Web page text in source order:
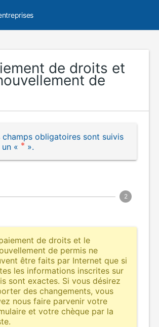
de droits et
de
champs obligatoires sont suivis
«
».
2
de droits et le
de permis ne
être faits par Internet que si
les informations inscrites sur
sont exactes. Si vous désirez
des changements, vous
nous faire parvenir votre
et votre chèque par la